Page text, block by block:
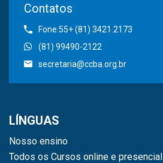
Contatos
Fone:55+ (81) 3421.2173
(81) 99490-2122
secretaria@ccba.org.br
LÍNGUAS
Nosso ensino
Todos os Cursos online e presencial